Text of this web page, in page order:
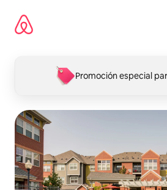
contenido
Promoción especial